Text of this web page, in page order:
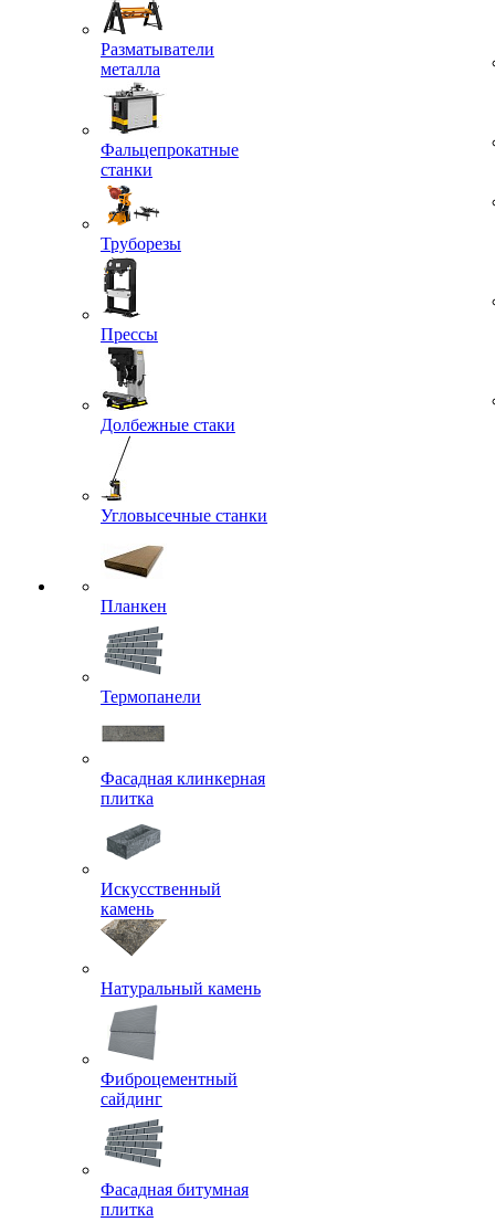
Разматыватели
металла
Фальцепрокатные
станки
Труборезы
Прессы
Долбежные стаки
Угловысечные станки
Планкен
Термопанели
Фасадная клинкерная
плитка
Искусственный
камень
Натуральный камень
Фиброцементный
сайдинг
Фасадная битумная
плитка